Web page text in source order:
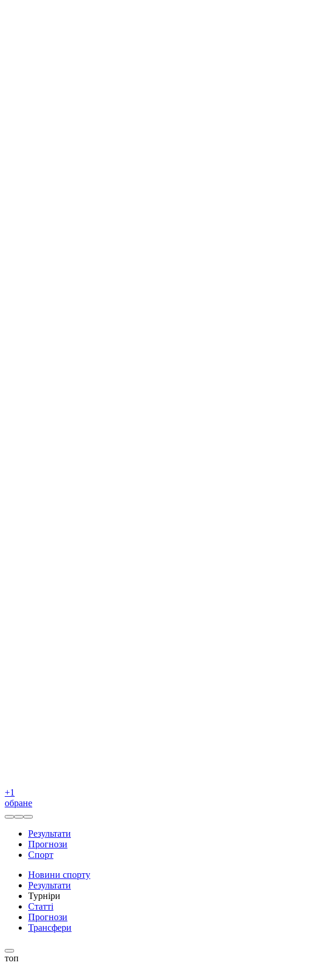
+1
обране
Результати
Прогнози
Спорт
Новини спорту
Результати
Турніри
Статті
Прогнози
Трансфери
топ